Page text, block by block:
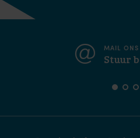
MAIL
Stuur